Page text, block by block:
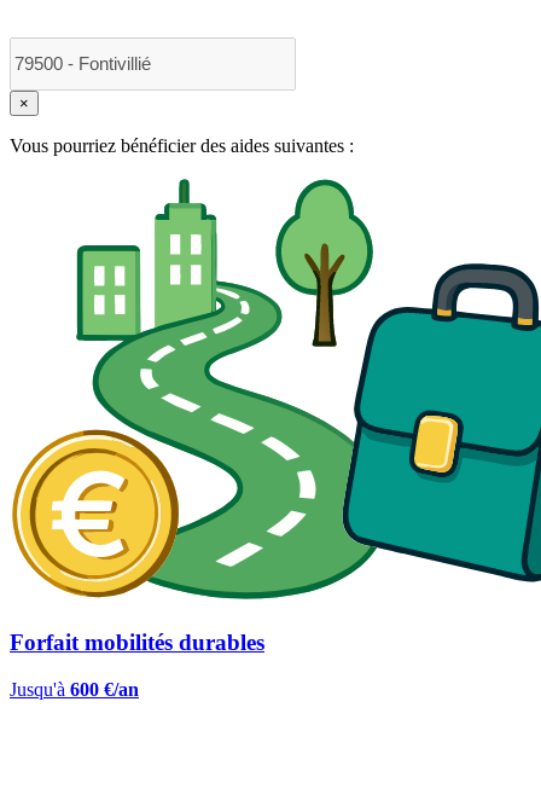
×
Vous pourriez bénéficier des aides suivantes :
Forfait mobilités durables
Jusqu'à 600 €/an